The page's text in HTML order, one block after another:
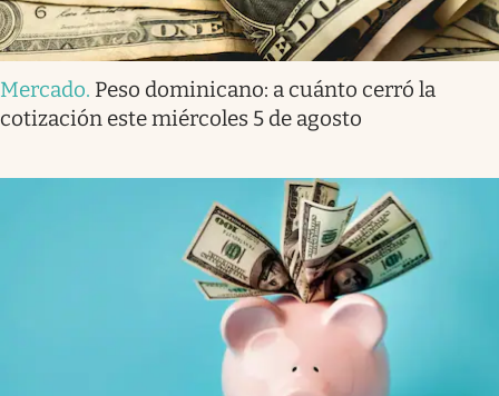
Mercado. Peso dominicano: a cuánto cerró la
cotización este miércoles 5 de agosto